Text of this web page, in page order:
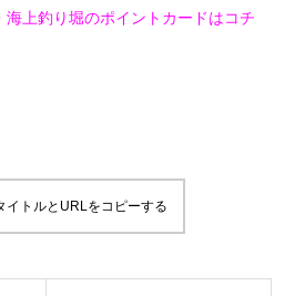
上釣り堀のポイントカードはコチ
イトルとURLをコピーする